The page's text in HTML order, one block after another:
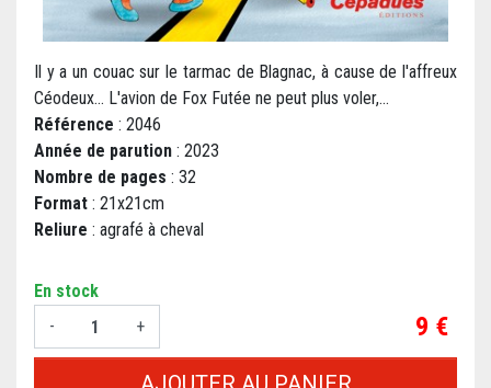
Il y a un couac sur le tarmac de Blagnac, à cause de l'affreux
Céodeux... L'avion de Fox Futée ne peut plus voler,...
Référence : 2046
Année de parution : 2023
Nombre de pages : 32
Format : 21x21cm
Reliure : agrafé à cheval
En stock
-
+ Prix
9 €